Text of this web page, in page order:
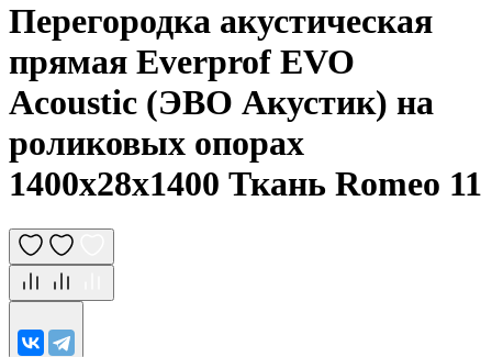
Перегородка акустическая
прямая Everprof EVO
Acoustic (ЭВО Акустик) на
роликовых опорах
1400х28х1400 Ткань Romeo 11